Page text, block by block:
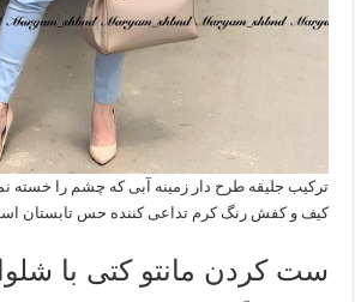
ترکیب جلیقه طرح دار زمینه آبی که چشم را خسته
کیف و کفش رنگ کرم تداعی کننده حس تابستان
ست کردن مانتو کتی با